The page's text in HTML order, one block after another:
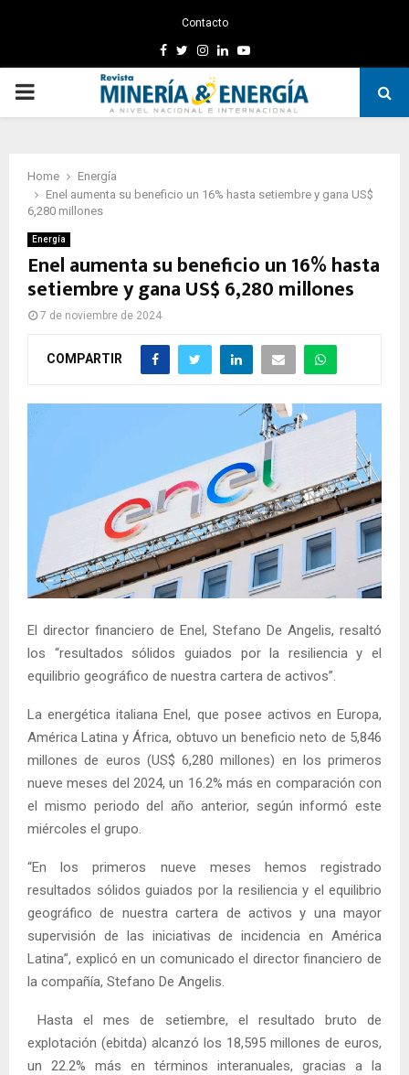
Contacto
Facebook
TwitterInstagram
LinkedinYoutube
PRIMARY
Home
Energía
Enel aumenta su beneficio un 16% hasta setiembre y gana US$
6,280 millones
Energía
Enel aumenta su beneficio un 16% hasta
setiembre y gana US$ 6,280 millones
7 de noviembre de 2024
COMPARTIR
El director financiero de Enel, Stefano De Angelis, resaltó
los “resultados sólidos guiados por la resiliencia y el
equilibrio geográfico de nuestra cartera de activos”.
La energética italiana Enel, que posee activos en Europa,
América Latina y África, obtuvo un beneficio neto de 5,846
millones de euros (US$ 6,280 millones) en los primeros
nueve meses del 2024, un 16.2% más en comparación con
el mismo periodo del año anterior, según informó este
miércoles el grupo.
“En los primeros nueve meses hemos registrado
resultados sólidos guiados por la resiliencia y el equilibrio
geográfico de nuestra cartera de activos y una mayor
supervisión de las iniciativas de incidencia en América
Latina”, explicó en un comunicado el director financiero de
la compañía, Stefano De Angelis.
Hasta el mes de setiembre, el resultado bruto de
explotación (ebitda) alcanzó los 18,595 millones de euros,
un 22.2% más en términos interanuales, gracias a la